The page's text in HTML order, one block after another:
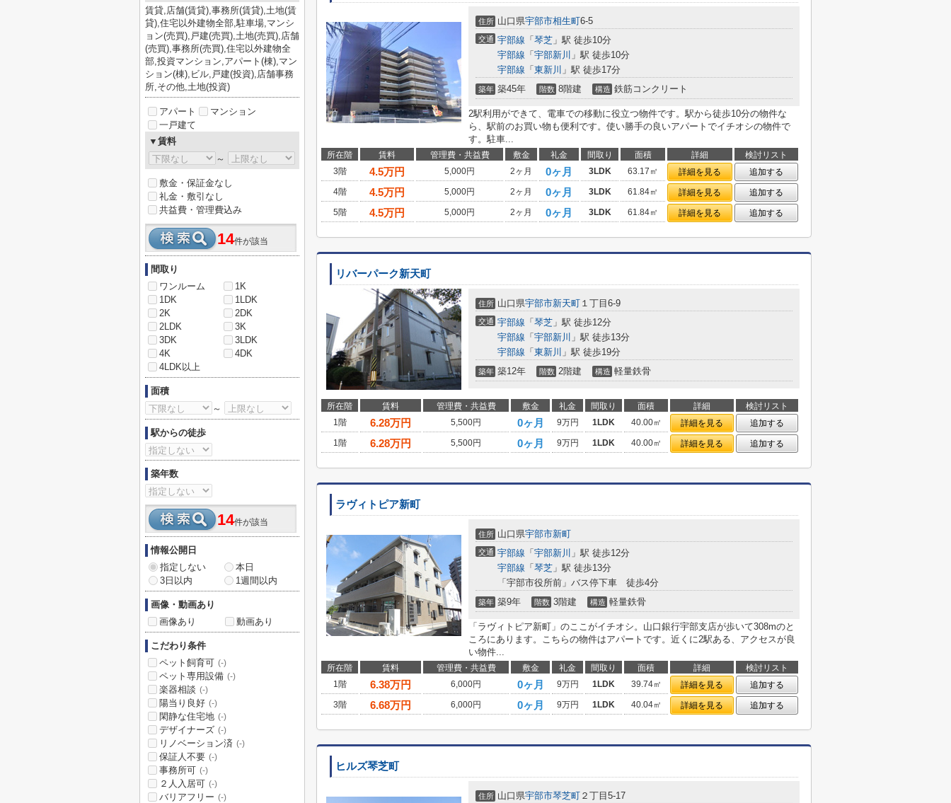
住所 山口県宇部市相生町6-5
交通 宇部線 「 琴芝 」駅 徒歩10分
宇部線 「 宇部新川 」駅 徒歩10分
宇部線 「 東新川 」駅 徒歩17分
築年 築45年 階数 8階建 構造 鉄筋コンクリート
2駅利用ができて、電車での移動に役立つ物件です。駅から徒歩10分の物件な
ら、駅前のお買い物も便利です。使い勝手の良いアパートでイチオシの物件で
す。駐車...
所在階 賃料 管理費・共益費 敷金 礼金 間取り 面積 詳細
検討リスト
3階
4.5万円 5,000円 2ヶ月 0ヶ月 3LDK 63.17㎡ 詳細を見る
追加する
4階
4.5万円 5,000円 2ヶ月 0ヶ月 3LDK 61.84㎡ 詳細を見る
追加する
5階
4.5万円 5,000円 2ヶ月 0ヶ月 3LDK 61.84㎡ 詳細を見る 追加する
リバーパーク新天町
住所 山口県宇部市新天町 １丁目6-9
交通 宇部線 「 琴芝 」駅 徒歩12分
宇部線 「 宇部新川 」駅 徒歩13分
宇部線 「 東新川 」駅 徒歩19分
築年 築12年 階数 2階建 構造 軽量鉄骨
所在階 賃料 管理費・共益費 敷金 礼金 間取り 面積 詳細
検討リスト
1階
6.28万円 5,500円 0ヶ月 9万円 1LDK 40.00㎡ 詳細を見る
追加する
1階
6.28万円 5,500円 0ヶ月 9万円 1LDK 40.00㎡ 詳細を見る 追加する
ラヴィトピア新町
住所 山口県宇部市新町
交通 宇部線 「 宇部新川 」駅 徒歩12分
宇部線 「 琴芝 」駅 徒歩13分
「宇部市役所前」バス停下車 徒歩4分
築年 築9年 階数 3階建 構造 軽量鉄骨
「ラヴィトピア新町」のここがイチオシ。山口銀行宇部支店が歩いて308mのと
ころにあります。こちらの物件はアパートです。近くに2駅ある、アクセスが良
い物件...
所在階 賃料 管理費・共益費 敷金 礼金 間取り 面積 詳細
検討リスト
1階
6.38万円 6,000円 0ヶ月 9万円 1LDK 39.74㎡ 詳細を見る
追加する
3階
6.68万円 6,000円 0ヶ月 9万円 1LDK 40.04㎡ 詳細を見る 追加する
ヒルズ琴芝町
住所 山口県宇部市琴芝町 ２丁目5-17
賃貸,店舗(賃貸),事務所(賃貸),土地(賃
貸),住宅以外建物全部,駐車場,マンシ
ョン(売買),戸建(売買),土地(売買),店舗
(売買),事務所(売買),住宅以外建物全
部,投資マンション,アパート(棟),マン
ション(棟),ビル,戸建(投資),店舗事務
所,その他,土地(投資)
アパート
マンション
一戸建て
▼賃料
～
敷金・保証金なし
礼金・敷引なし
共益費・管理費込み
14件が該当
間取り
ワンルーム
1K
1DK
1LDK
2K
2DK
2LDK
3K
3DK
3LDK
4K
4DK
4LDK以上
面積
～
駅からの徒歩
築年数
14件が該当
情報公開日
指定しない
本日
3日以内
1週間以内
画像・動画あり
画像あり
動画あり
こだわり条件
ペット飼育可 (-)
ペット専用設備 (-)
楽器相談 (-)
陽当り良好 (-)
閑静な住宅地 (-)
デザイナーズ (-)
リノベーション済 (-)
保証人不要 (-)
事務所可 (-)
２人入居可 (-)
バリアフリー (-)